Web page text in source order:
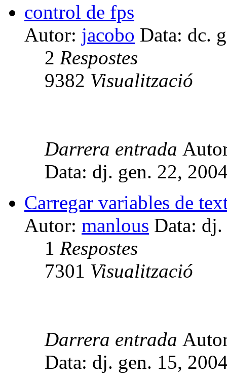
control de fps
Autor: jacobo Data: dc.
2 Respostes
9382 Visualització
Darrera entrada
Data: dj. gen. 22,
Carregar variables de
Autor: manlous Data:
1 Respostes
7301 Visualització
Darrera entrada
Data: dj. gen. 15,